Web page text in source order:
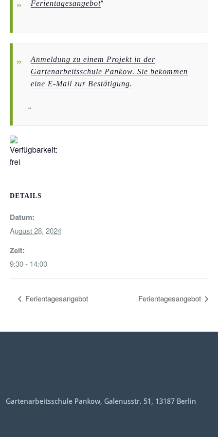
Ferientagesangebot
Anmeldung zu einem Projekt in der
Gartenarbeitsschule Pankow. Sie bekommen
eine E-Mail zur Bestätigung.
DETAILS
Datum:
August 28, 2024
Zeit:
9:30 - 14:00
Ferientagesangebot Ferientagesangebot
Gartenarbeitsschule Pankow, Galenusstr. 51, 13187 Berlin